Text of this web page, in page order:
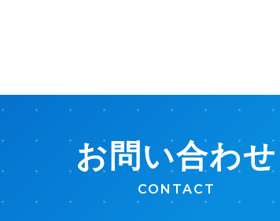
お問い合わせ
CONTACT